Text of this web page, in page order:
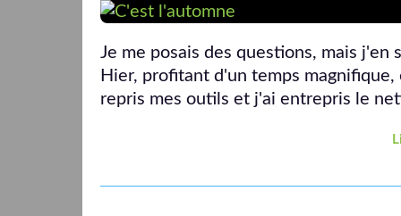
Je me posais des questions, mais
Hier, profitant d'un temps
repris mes outils et j'ai entrepris le